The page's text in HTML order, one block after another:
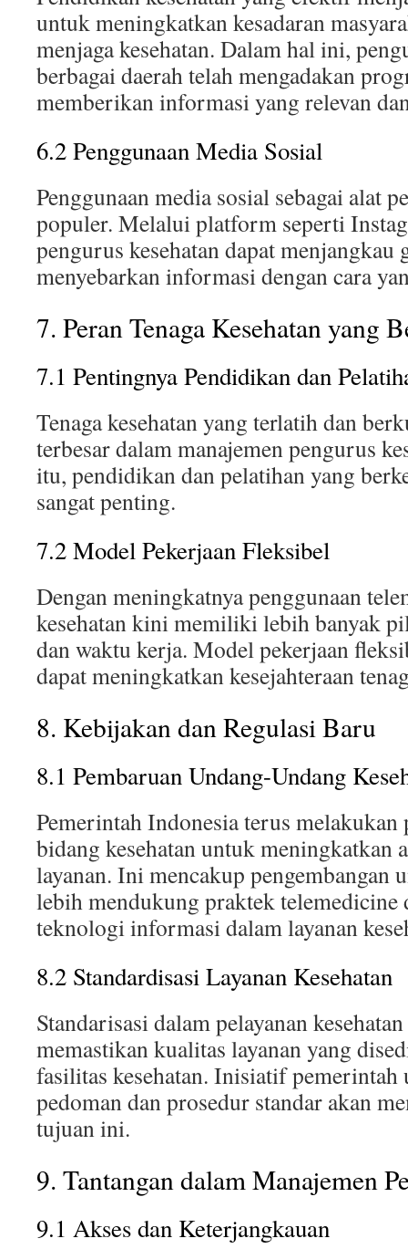
untuk meningkatkan kesadaran
menjaga kesehatan. Dalam hal ini,
berbagai daerah telah mengadakan
memberikan informasi yang relevan
6.2 Penggunaan Media Sosial
Penggunaan media sosial sebagai alat
populer. Melalui platform seperti
pengurus kesehatan dapat menjangkau
menyebarkan informasi dengan cara
7. Peran Tenaga Kesehatan yang
7.1 Pentingnya Pendidikan dan
Tenaga kesehatan yang terlatih dan
terbesar dalam manajemen pengurus
itu, pendidikan dan pelatihan yang
sangat penting.
7.2 Model Pekerjaan Fleksibel
Dengan meningkatnya penggunaan
kesehatan kini memiliki lebih banyak
dan waktu kerja. Model pekerjaan
dapat meningkatkan kesejahteraan
8. Kebijakan dan Regulasi Baru
8.1 Pembaruan Undang-Undang
Pemerintah Indonesia terus
bidang kesehatan untuk meningkatkan
layanan. Ini mencakup pengembangan
lebih mendukung praktek telemedicine
teknologi informasi dalam layanan
8.2 Standardisasi Layanan Kesehatan
Standarisasi dalam pelayanan
memastikan kualitas layanan yang
fasilitas kesehatan. Inisiatif pemerintah
pedoman dan prosedur standar akan
tujuan ini.
9. Tantangan dalam Manajemen
9.1 Akses dan Keterjangkauan